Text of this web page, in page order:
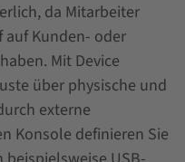
da Mitarbeiter
Kunden- oder
Mit Device
über physische und
externe
Konsole definieren Sie